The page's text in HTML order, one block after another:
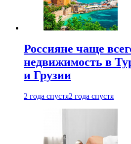
Россияне чаще
недвижимость в
и Грузии
2 года спустя2 года спустя